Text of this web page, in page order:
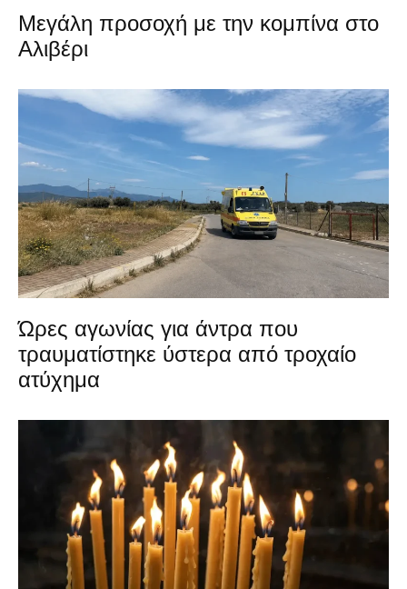
Μεγάλη προσοχή με την κομπίνα στο
Αλιβέρι
Ώρες αγωνίας για άντρα που
τραυματίστηκε ύστερα από τροχαίο
ατύχημα